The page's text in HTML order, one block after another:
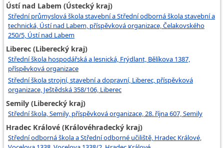
Ústí nad Labem (Ústecký kraj)
Střední průmyslová škola stavební a Střední odborná škola stavební a
technická, Ústí nad Labem, příspěvková organizace, Čelakovského
250/5, Ústí nad Labem
Liberec (Liberecký kraj)
Střední škola hospodářská a lesnická, Frýdlant, Bělíkova 1387,
příspěvková organizace
Střední škola strojní, stavební a dopravní, Liberec, příspěvková
organizace, Ještědská 358/106, Liberec
Semily (Liberecký kraj)
Střední škola, Semily, příspěvková organizace, 28. října 607, Semily
Hradec Králové (Královéhradecký kraj)
Střední odborná škola a Střední odborné učiliště, Hradec Králové,